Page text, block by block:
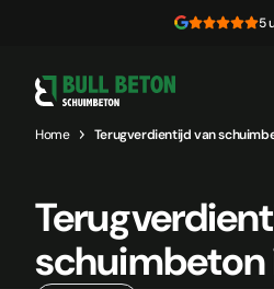
5
Home Terugverdientijd van
schuimbeton